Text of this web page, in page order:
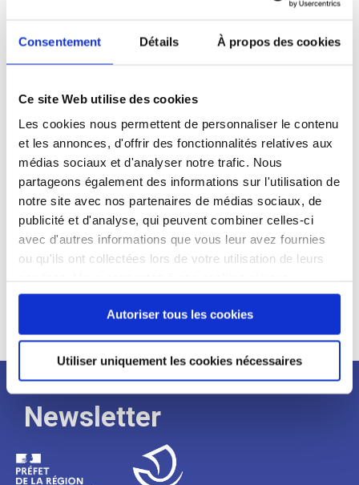
Consentement Détails À propos des cookies
Ce site Web utilise des cookies
Les cookies nous permettent de personnaliser le contenu
et les annonces, d'offrir des fonctionnalités relatives aux
médias sociaux et d'analyser notre trafic. Nous
partageons également des informations sur l'utilisation de
notre site avec nos partenaires de médias sociaux, de
publicité et d'analyse, qui peuvent combiner celles-ci
avec d'autres informations que vous leur avez fournies
ou qu'ils ont collectées lors de votre utilisation de leurs
continuez à utiliser notre site Web.
Autoriser tous les cookies
Utiliser uniquement les cookies nécessaires
candidat
Qualifications et diplômes :
Profil recherché :
Expérience :
Processus
de
recrutement
Newsletter